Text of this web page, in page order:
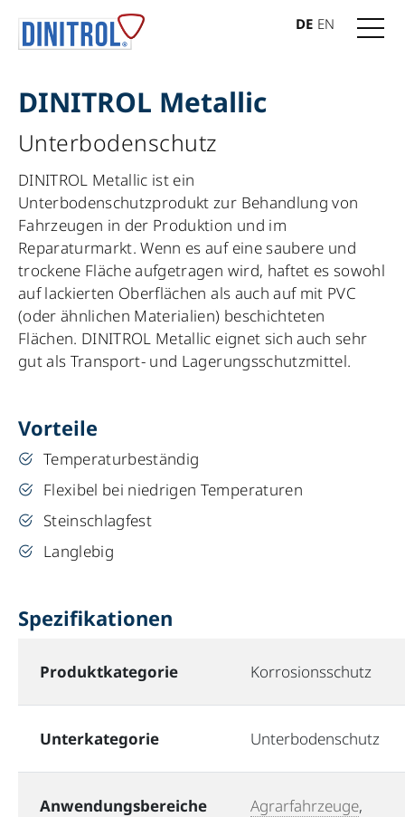
DE EN
DINITROL Metallic
Unterbodenschutz
DINITROL Metallic ist ein
Unterbodenschutzprodukt zur Behandlung von
Fahrzeugen in der Produktion und im
Reparaturmarkt. Wenn es auf eine saubere und
trockene Fläche aufgetragen wird, haftet es sowohl
auf lackierten Oberflächen als auch auf mit PVC
(oder ähnlichen Materialien) beschichteten
Flächen. DINITROL Metallic eignet sich auch sehr
gut als Transport- und Lagerungsschutzmittel.
Vorteile
Temperaturbeständig
Flexibel bei niedrigen Temperaturen
Steinschlagfest
Langlebig
Spezifikationen
Produktkategorie Korrosionsschutz
Unterkategorie Unterbodenschutz
Anwendungsbereiche Agrarfahrzeuge,